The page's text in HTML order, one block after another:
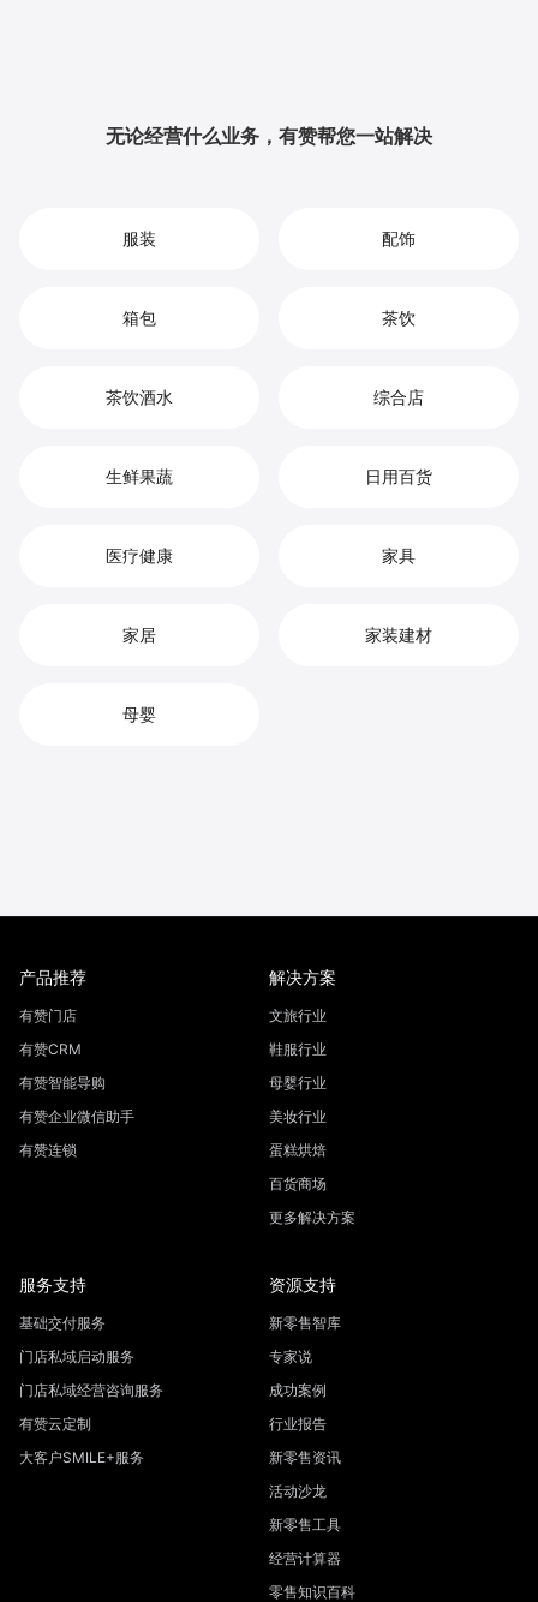
无论经营什么业务，有赞帮您一站解决
服装 配饰
箱包 茶饮
茶饮酒水 综合店
生鲜果蔬 日用百货
医疗健康 家具
家居 家装建材
母婴
产品推荐
有赞门店
有赞CRM
有赞智能导购
有赞企业微信助手
有赞连锁
解决方案
文旅行业
鞋服行业
母婴行业
美妆行业
蛋糕烘焙
百货商场
更多解决方案
服务支持
基础交付服务
门店私域启动服务
门店私域经营咨询服务
有赞云定制
大客户SMILE+服务
资源支持
新零售智库
专家说
成功案例
行业报告
新零售资讯
活动沙龙
新零售工具
经营计算器
零售知识百科